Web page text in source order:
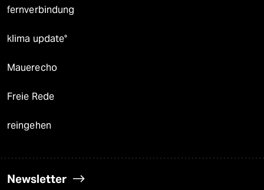
fernverbindung
klima update°
Mauerecho
Freie Rede
reingehen
Newsletter